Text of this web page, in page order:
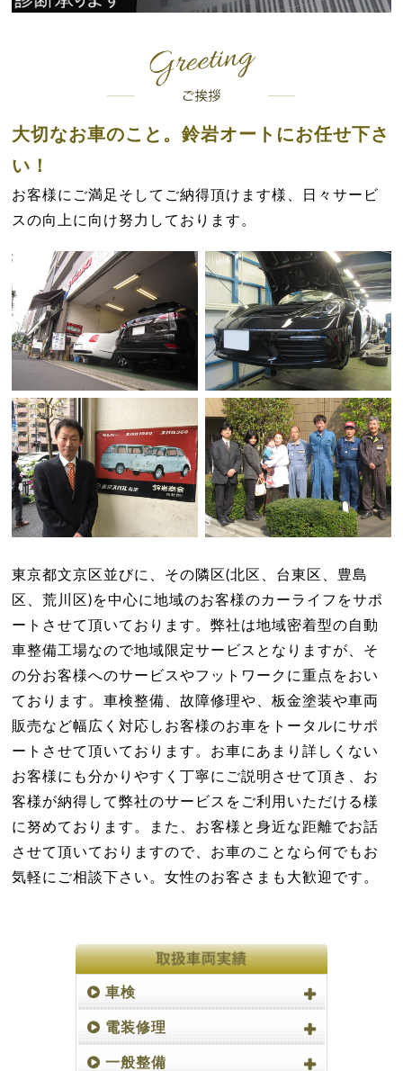
大切なお車のこと。鈴岩オートにお任せ下さ
い！
お客様にご満足そしてご納得頂けます様、日々サービ
スの向上に向け努力しております。
東京都文京区並びに、その隣区(北区、台東区、豊島
区、荒川区)を中心に地域のお客様のカーライフをサポ
ートさせて頂いております。弊社は地域密着型の自動
車整備工場なので地域限定サービスとなりますが、そ
の分お客様へのサービスやフットワークに重点をおい
ております。車検整備、故障修理や、板金塗装や車両
販売など幅広く対応しお客様のお車をトータルにサポ
ートさせて頂いております。お車にあまり詳しくない
お客様にも分かりやすく丁寧にご説明させて頂き、お
客様が納得して弊社のサービスをご利用いただける様
に努めております。また、お客様と身近な距離でお話
させて頂いておりますので、お車のことなら何でもお
気軽にご相談下さい。女性のお客さまも大歓迎です。
車検
電装修理
一般整備